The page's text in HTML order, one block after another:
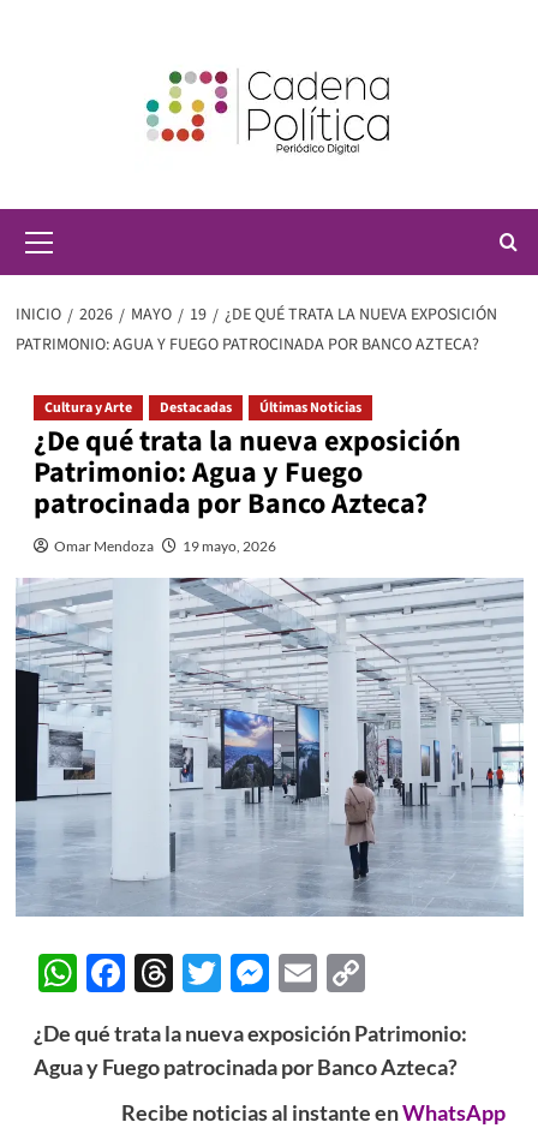
principal
INICIO 2026 MAYO 19
¿DE QUÉ TRATA LA NUEVA EXPOSICIÓN
PATRIMONIO: AGUA Y FUEGO PATROCINADA POR BANCO AZTECA?
Cultura y Arte Destacadas Últimas Noticias
¿De qué trata la nueva exposición
Patrimonio: Agua y Fuego
patrocinada por Banco Azteca?
Omar Mendoza 19 mayo, 2026
WhatsApp
Facebook
Threads
Twitter
Messenger
EmailCopy
¿De qué trata la nueva exposición Patrimonio:
Agua y Fuego patrocinada por Banco Azteca?
Recibe noticias al instante enWhatsApp